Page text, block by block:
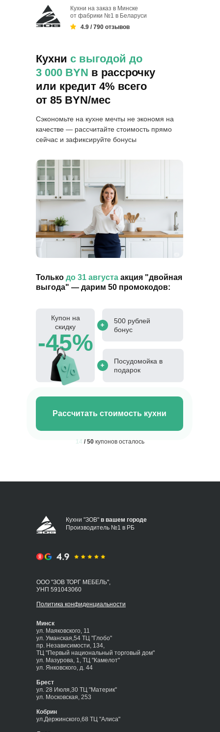
Кухни с выгодой до
3 000 BYN в рассрочку
или кредит 4% всего
от 85 BYN/мес
Только до 31 августа акция "двойная
выгода" — дарим 50 промокодов:
Сэкономьте на кухне мечты не экономя на
качестве — рассчитайте стоимость прямо
сейчас и зафиксируйте бонусы
Рассчитать стоимость кухни
Купон на
скидку
-45%
500 рублей
бонус
Посудомойка в
подарок
Кухни на заказ в Минске
от фабрики №1 в Беларуси
14 / 50 купонов осталось
4.9 / 790 отзывов
Минск
ул. Маяковского, 11
ул. Уманская,54 ТЦ "Глобо"
пр. Независимости, 134,
ТЦ "Первый национальный торговый дом"
ул. Мазурова, 1, ТЦ "Камелот"
ул. Янковского, д. 44
Брест
ул. 28 Июля,30 ТЦ "Материк"
ул. Московская, 253
Кобрин
ул.Держинского,68 ТЦ "Алиса"
ООО "ЗОВ ТОРГ МЕБЕЛЬ",
УНП 591043060
Политика конфиденциальности
Кухни "ЗОВ" в вашем городе
Производитель №1 в РБ